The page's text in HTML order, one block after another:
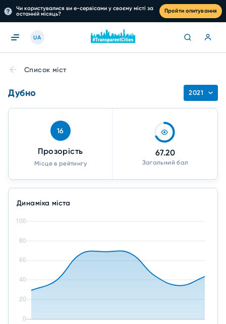
Чи користувалися ви е-сервісами у своєму місті за
останній місяць?
Пройти опитування
UA
Список міст
Дубно 2021
16
Прозорість
Місце в рейтингу
67.20
Загальний бал
Динаміка міста